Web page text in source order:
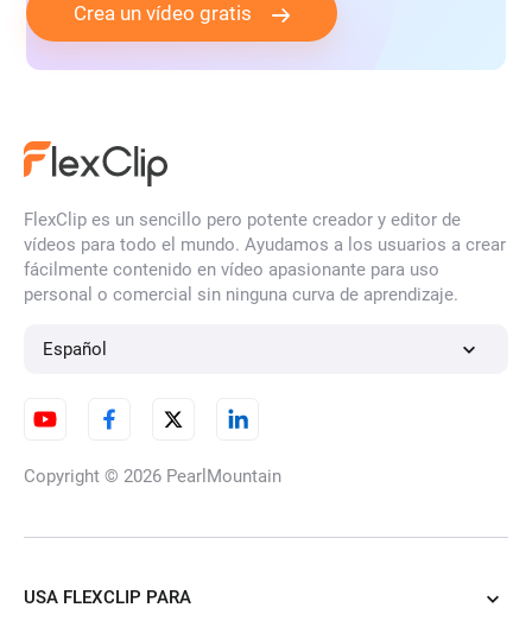
Crea un vídeo gratis
FlexClip es un sencillo pero potente creador y editor de
vídeos para todo el mundo. Ayudamos a los usuarios a crear
fácilmente contenido en vídeo apasionante para uso
personal o comercial sin ninguna curva de aprendizaje.
Español
Copyright © 2026 PearlMountain
USA FLEXCLIP PARA